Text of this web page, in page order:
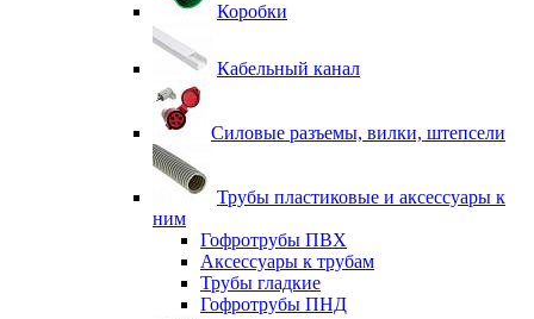
Коробки
Кабельный канал
Силовые разъемы, вилки, штепсели
Трубы пластиковые и аксессуары к
ним
Гофротрубы ПВХ
Аксессуары к трубам
Трубы гладкие
Гофротрубы ПНД